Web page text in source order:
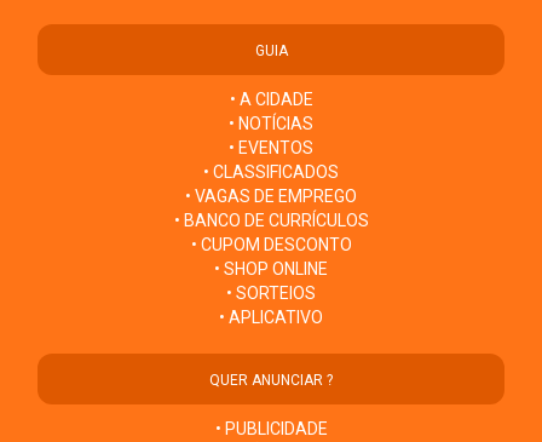
GUIA
• A CIDADE
• NOTÍCIAS
• EVENTOS
• CLASSIFICADOS
• VAGAS DE EMPREGO
• BANCO DE CURRÍCULOS
• CUPOM DESCONTO
• SHOP ONLINE
• SORTEIOS
• APLICATIVO
QUER ANUNCIAR ?
• PUBLICIDADE